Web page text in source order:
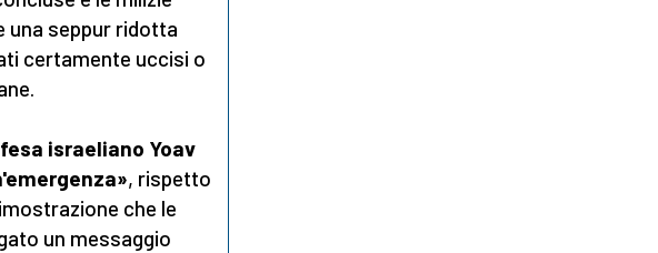
una seppur ridotta
certamente uccisi o
israeliano Yoav
, rispetto
che le
un messaggio